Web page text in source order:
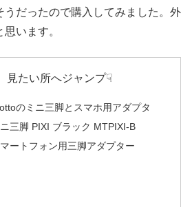
うだったので購入してみました。外
います。
見たい所へジャンプ☟
のミニ三脚とスマホ用アダプタ
三脚 PIXI ブラック MTPIXI-B
ートフォン用三脚アダプター